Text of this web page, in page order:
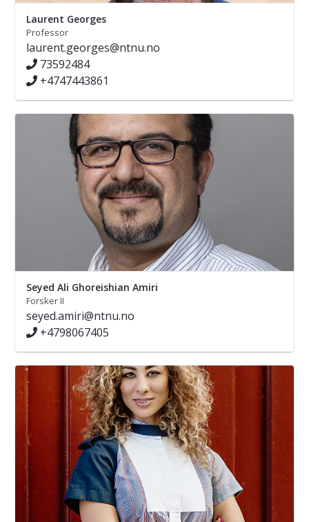
Laurent Georges
Professor
laurent.georges@ntnu.no
73592484
+4747443861
Seyed Ali Ghoreishian Amiri
Forsker II
seyed.amiri@ntnu.no
+4798067405